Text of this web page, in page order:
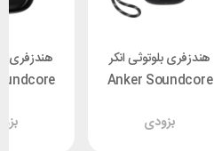
هندزفری بلوتوثی انکر
Anker Soundcore
بزودی
هندزفری